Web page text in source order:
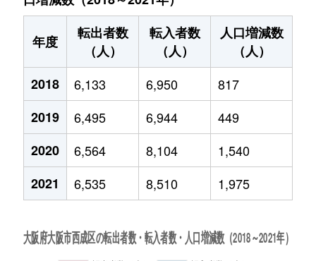
年度
転出者数
（人）
転入者数
（人）
人口増減数
（人）
2018
6,133 6,950
817
2019
6,495 6,944
449
2020
6,564 8,104
1,540
2021
6,535 8,510 1,975